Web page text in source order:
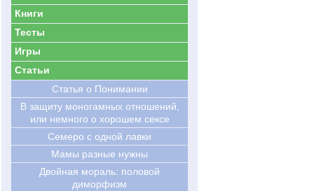
Книги
Тесты
Игры
Статьи
Статья о Понимании
В защиту моногамных отношений,
или немного о хорошем сексе
Семеро с одной лавки
Мамы разные нужны
Двойная мораль: половой
диморфизм